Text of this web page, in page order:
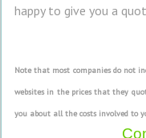
happy to give you a
Note that most companies do not
websites in the prices that they
you about all the costs involved to